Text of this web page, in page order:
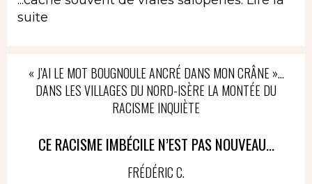
suite
« J’AI LE MOT BOUGNOULE ANCRÉ DANS MON CRÂNE »…
DANS LES VILLAGES DU NORD-ISÈRE LA MONTÉE DU
RACISME INQUIÈTE
CE RACISME IMBÉCILE N’EST PAS NOUVEAU...
FRÉDÉRIC C.